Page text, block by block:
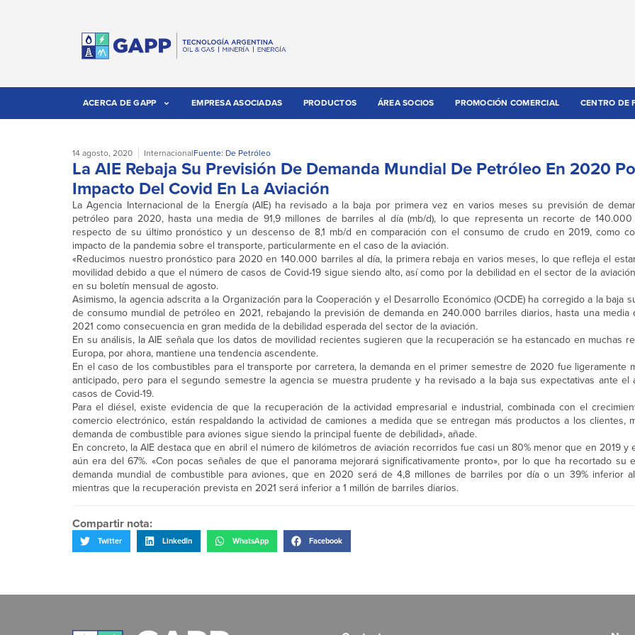
ACERCA DE GAPP EMPRESA ASOCIADAS PRODUCTOS ÁREA SOCIOS PROMOCIÓN COMERCIAL CENTRO DE
14 agosto, 2020 InternacionalFuente: De Petróleo
La AIE Rebaja Su Previsión De Demanda Mundial De Petróleo En 2020
Impacto Del Covid En La Aviación
La Agencia Internacional de la Energía (AIE) ha revisado a la baja por primera vez en varios meses su previsión de
petróleo para 2020, hasta una media de 91,9 millones de barriles al día (mb/d), lo que representa un recorte de
respecto de su último pronóstico y un descenso de 8,1 mb/d en comparación con el consumo de crudo en 2019, como
impacto de la pandemia sobre el transporte, particularmente en el caso de la aviación.
«Reducimos nuestro pronóstico para 2020 en 140.000 barriles al día, la primera rebaja en varios meses, lo que refleja el
movilidad debido a que el número de casos de Covid-19 sigue siendo alto, así como por la debilidad en el sector de la
en su boletín mensual de agosto.
Asimismo, la agencia adscrita a la Organización para la Cooperación y el Desarrollo Económico (OCDE) ha corregido a la baja
de consumo mundial de petróleo en 2021, rebajando la previsión de demanda en 240.000 barriles diarios, hasta una media
2021 como consecuencia en gran medida de la debilidad esperada del sector de la aviación.
En su análisis, la AIE señala que los datos de movilidad recientes sugieren que la recuperación se ha estancado en muchas
Europa, por ahora, mantiene una tendencia ascendente.
En el caso de los combustibles para el transporte por carretera, la demanda en el primer semestre de 2020 fue ligeramente
anticipado, pero para el segundo semestre la agencia se muestra prudente y ha revisado a la baja sus expectativas ante el
casos de Covid-19.
Para el diésel, existe evidencia de que la recuperación de la actividad empresarial e industrial, combinada con el
comercio electrónico, están respaldando la actividad de camiones a medida que se entregan más productos a los clientes,
demanda de combustible para aviones sigue siendo la principal fuente de debilidad», añade.
En concreto, la AIE destaca que en abril el número de kilómetros de aviación recorridos fue casi un 80% menor que en 2019 y
aún era del 67%. «Con pocas señales de que el panorama mejorará significativamente pronto», por lo que ha recortado su
demanda mundial de combustible para aviones, que en 2020 será de 4,8 millones de barriles por día o un 39% inferior
mientras que la recuperación prevista en 2021 será inferior a 1 millón de barriles diarios.
Compartir nota:
Twitter LinkedIn WhatsApp Facebook